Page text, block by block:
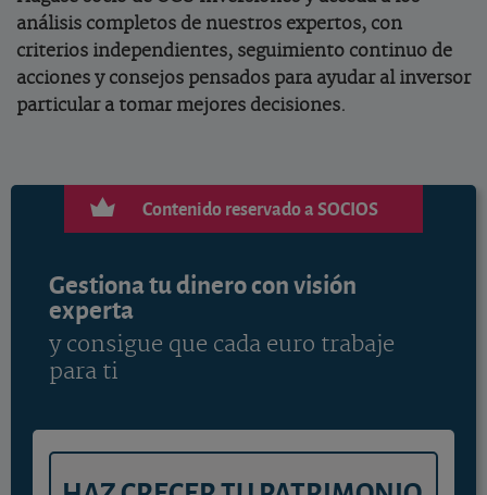
análisis completos de nuestros expertos, con
criterios independientes, seguimiento continuo de
acciones y consejos pensados para ayudar al inversor
particular a tomar mejores decisiones.
Contenido reservado a SOCIOS
Gestiona tu dinero con visión
experta
y consigue que cada euro trabaje
para ti